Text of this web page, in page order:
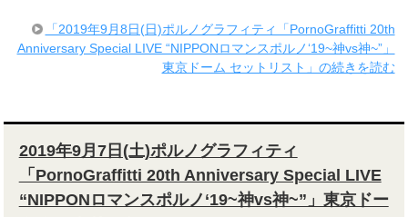
「2019年9月8日(日)ポルノグラフィティ「PornoGraffitti 20th
Anniversary Special LIVE “NIPPONロマンスポルノ‘19~神vs神~”」
東京ドーム セットリスト」の続きを読む
2019年9月7日(土)ポルノグラフィティ
「PornoGraffitti 20th Anniversary Special LIVE
“NIPPONロマンスポルノ‘19~神vs神~”」東京ドー